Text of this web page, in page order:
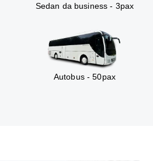
Sedan da business - 3pax
Autobus - 50pax